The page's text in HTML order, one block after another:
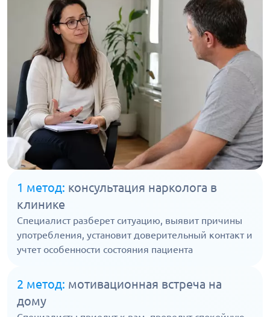
1 метод: консультация нарколога в
клинике
Специалист разберет ситуацию, выявит причины
употребления, установит доверительный контакт и
учтет особенности состояния пациента
2 метод: мотивационная встреча на
дому